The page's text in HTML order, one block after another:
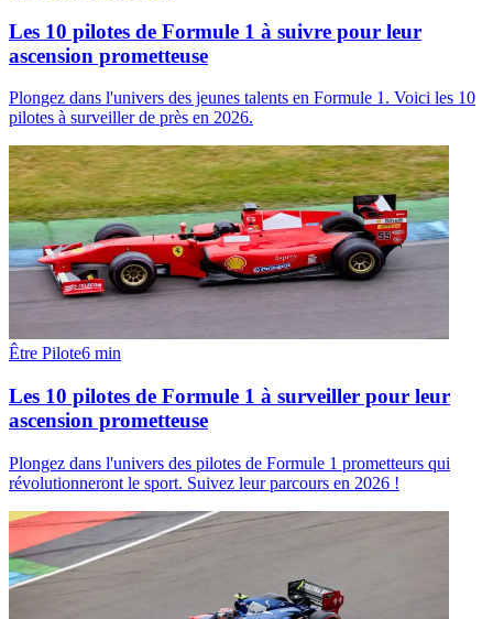
Les 10 pilotes de Formule 1 à suivre pour leur
ascension prometteuse
Plongez dans l'univers des jeunes talents en Formule 1. Voici les 10
pilotes à surveiller de près en 2026.
Être Pilote6 min
Les 10 pilotes de Formule 1 à surveiller pour leur
ascension prometteuse
Plongez dans l'univers des pilotes de Formule 1 prometteurs qui
révolutionneront le sport. Suivez leur parcours en 2026 !